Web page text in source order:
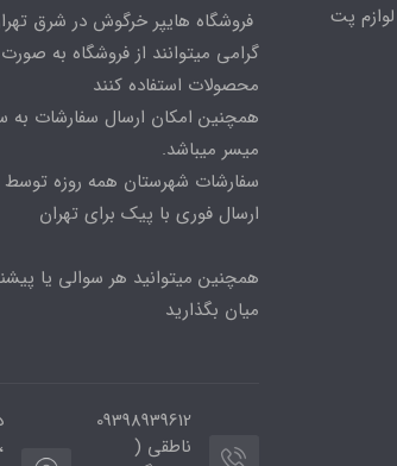
پت
فروشگاه هایپر خرگوش در شرق
گرامی میتوانند از فروشگاه به
محصولات استفاده کنند
همچنین امکان ارسال سفارشات به
میسر میباشد.
سفارشات شهرستان همه روزه توسط
ارسال فوری با پیک برای تهران
همچنین میتوانید هر سوالی یا
میان بگذارید
09398939612
ناطقی (